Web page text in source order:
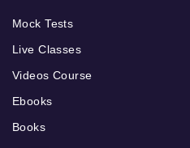
Mock Tests
Live Classes
Videos Course
Ebooks
Books